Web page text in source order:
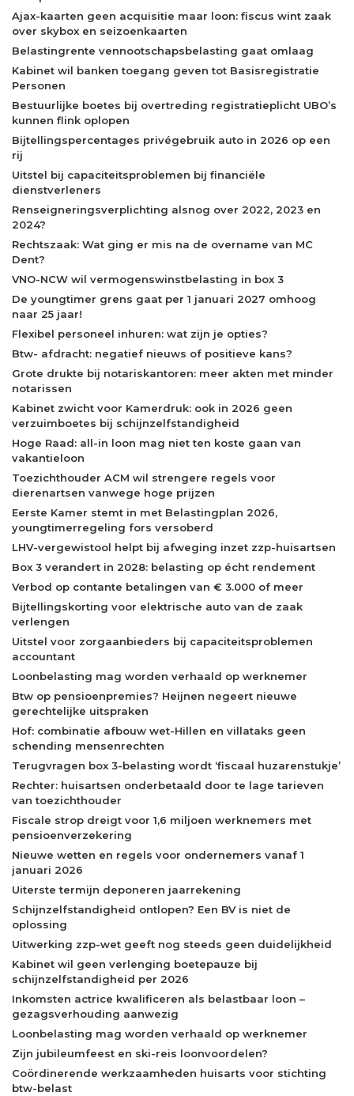
Ajax-kaarten geen acquisitie maar loon: fiscus wint zaak
over skybox en seizoenkaarten
Belastingrente vennootschapsbelasting gaat omlaag
Kabinet wil banken toegang geven tot Basisregistratie
Personen
Bestuurlijke boetes bij overtreding registratieplicht UBO’s
kunnen flink oplopen
Bijtellingspercentages privégebruik auto in 2026 op een
rij
Uitstel bij capaciteitsproblemen bij financiële
dienstverleners
Renseigneringsverplichting alsnog over 2022, 2023 en
2024?
Rechtszaak: Wat ging er mis na de overname van MC
Dent?
VNO-NCW wil vermogenswinstbelasting in box 3
De youngtimer grens gaat per 1 januari 2027 omhoog
naar 25 jaar!
Flexibel personeel inhuren: wat zijn je opties?
Btw- afdracht: negatief nieuws of positieve kans?
Grote drukte bij notariskantoren: meer akten met minder
notarissen
Kabinet zwicht voor Kamerdruk: ook in 2026 geen
verzuimboetes bij schijnzelfstandigheid
Hoge Raad: all-in loon mag niet ten koste gaan van
vakantieloon
Toezichthouder ACM wil strengere regels voor
dierenartsen vanwege hoge prijzen
Eerste Kamer stemt in met Belastingplan 2026,
youngtimerregeling fors versoberd
LHV-vergewistool helpt bij afweging inzet zzp-huisartsen
Box 3 verandert in 2028: belasting op écht rendement
Verbod op contante betalingen van € 3.000 of meer
Bijtellingskorting voor elektrische auto van de zaak
verlengen
Uitstel voor zorgaanbieders bij capaciteitsproblemen
accountant
Loonbelasting mag worden verhaald op werknemer
Btw op pensioenpremies? Heijnen negeert nieuwe
gerechtelijke uitspraken
Hof: combinatie afbouw wet-Hillen en villataks geen
schending mensenrechten
Terugvragen box 3-belasting wordt ‘fiscaal huzarenstukje’
Rechter: huisartsen onderbetaald door te lage tarieven
van toezichthouder
Fiscale strop dreigt voor 1,6 miljoen werknemers met
pensioenverzekering
Nieuwe wetten en regels voor ondernemers vanaf 1
januari 2026
Uiterste termijn deponeren jaarrekening
Schijnzelfstandigheid ontlopen? Een BV is niet de
oplossing
Uitwerking zzp-wet geeft nog steeds geen duidelijkheid
Kabinet wil geen verlenging boetepauze bij
schijnzelfstandigheid per 2026
Inkomsten actrice kwalificeren als belastbaar loon –
gezagsverhouding aanwezig
Loonbelasting mag worden verhaald op werknemer
Zijn jubileumfeest en ski-reis loonvoordelen?
Coördinerende werkzaamheden huisarts voor stichting
btw-belast